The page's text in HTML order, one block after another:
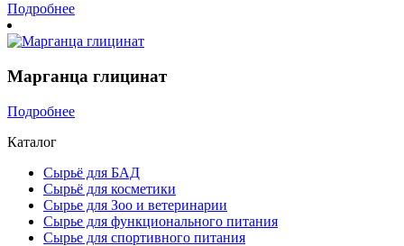
Подробнее
Марганца глицинат
Подробнее
Каталог
Сырьё для БАД
Сырьё для косметики
Сырье для Зоо и ветеринарии
Сырье для функционального питания
Сырье для спортивного питания